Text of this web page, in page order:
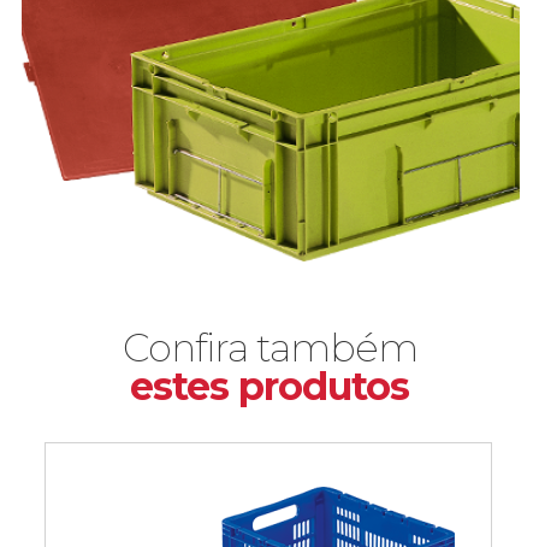
Confira também
estes produtos